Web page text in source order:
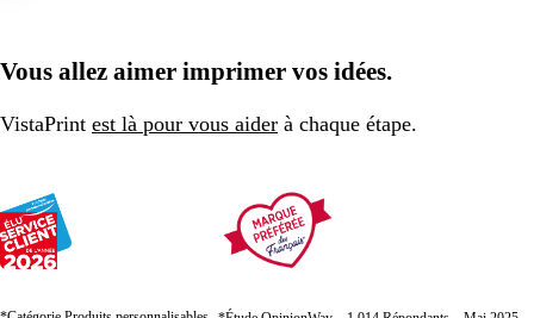
Vous allez aimer imprimer vos idées.
VistaPrint est là pour vous aider à chaque étape.